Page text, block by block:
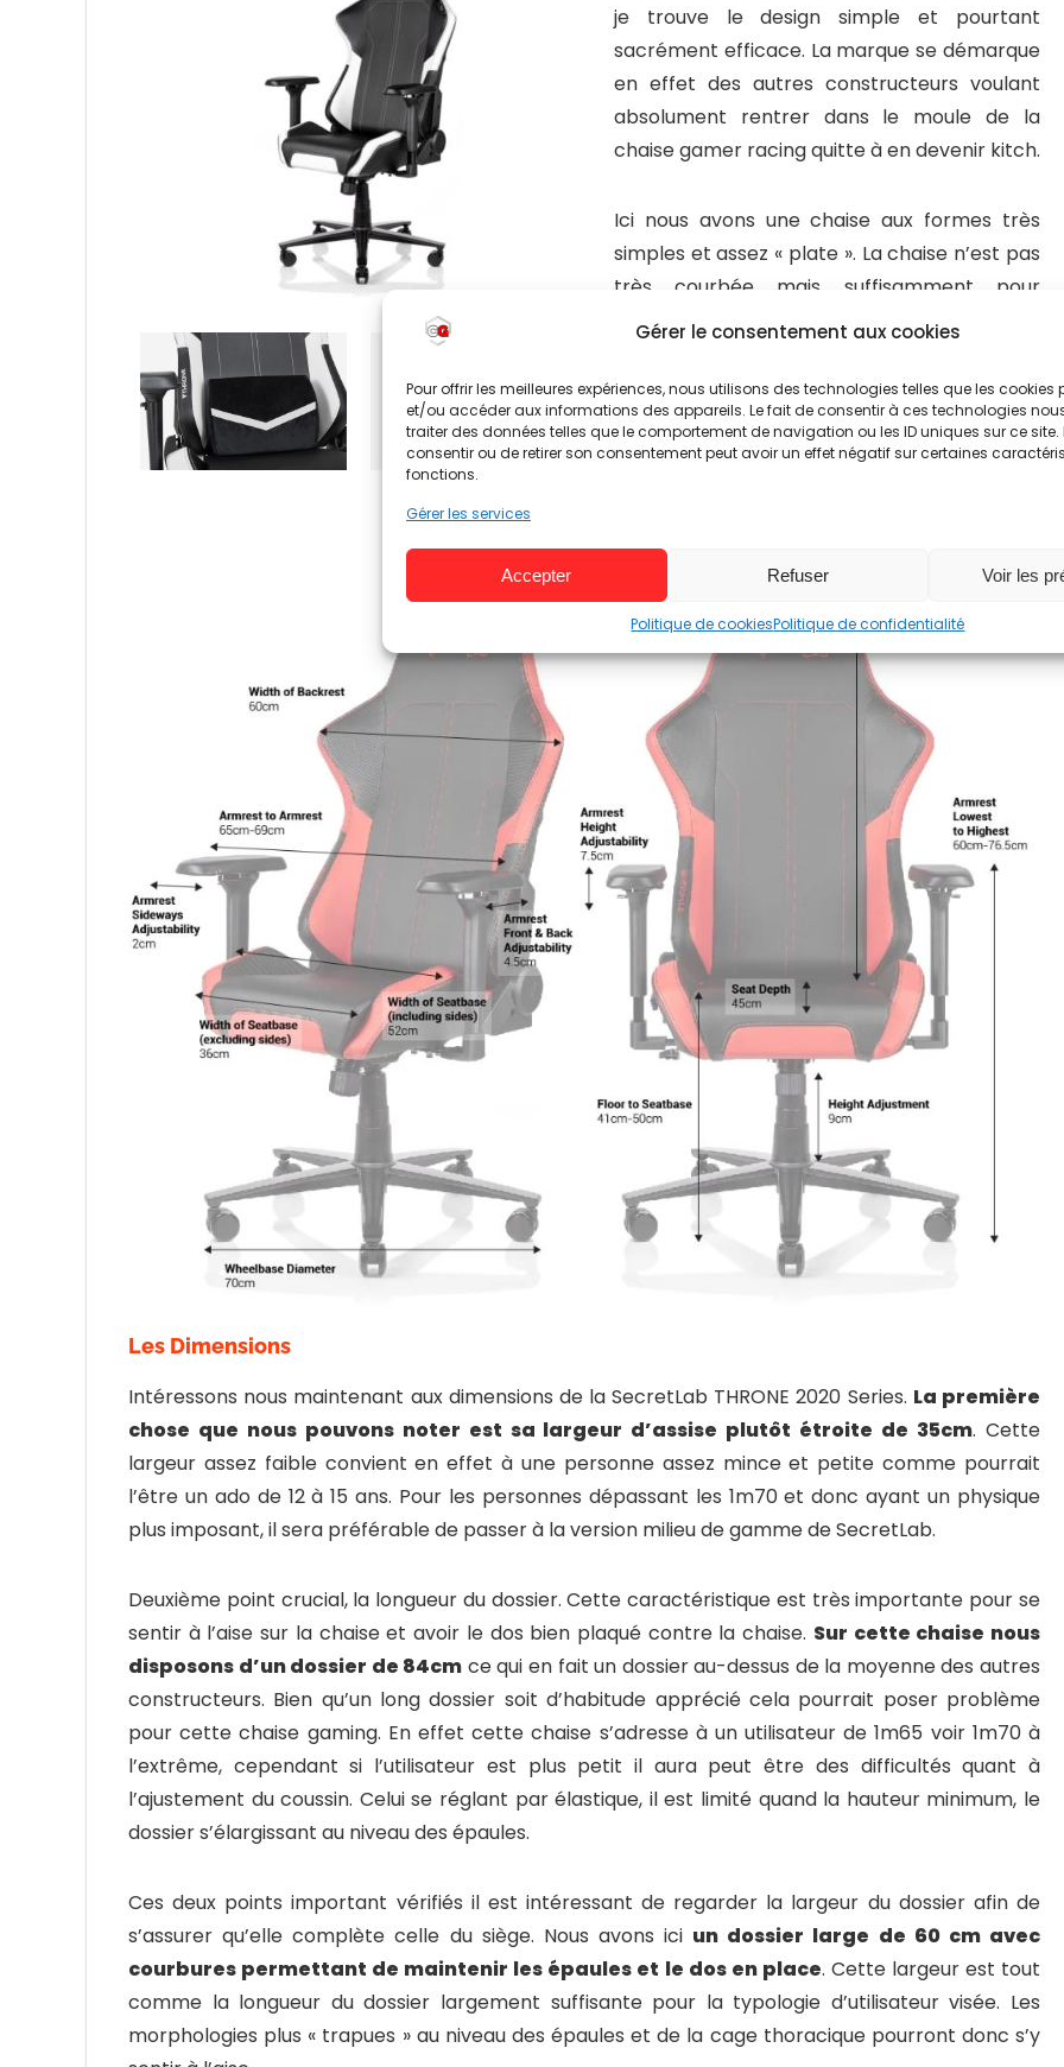
Gérer le consentement aux cookies
Pour offrir les meilleures expériences, nous utilisons des technologies telles que les cookies
et/ou accéder aux informations des appareils. Le fait de consentir à ces technologies
traiter des données telles que le comportement de navigation ou les ID uniques sur ce site.
consentir ou de retirer son consentement peut avoir un effet négatif sur certaines
fonctions.
Gérer les services
Accepter Refuser Voir les
Politique de cookiesPolitique de confidentialité
je trouve le design simple et pourtant
sacrément efficace. La marque se démarque
en effet des autres constructeurs voulant
absolument rentrer dans le moule de la
chaise gamer racing quitte à en devenir kitch.
Ici nous avons une chaise aux formes très
simples et assez « plate ». La chaise n’est pas
très courbée mais suffisamment pour
assurer un bon confort à son utilisateur
section du test SecretLab Throne !
Les Dimensions
Intéressons nous maintenant aux dimensions de la SecretLab THRONE 2020 Series. La première
chose que nous pouvons noter est sa largeur d’assise plutôt étroite de 35cm. Cette
largeur assez faible convient en effet à une personne assez mince et petite comme pourrait
l’être un ado de 12 à 15 ans. Pour les personnes dépassant les 1m70 et donc ayant un physique
plus imposant, il sera préférable de passer à la version milieu de gamme de SecretLab.
Deuxième point crucial, la longueur du dossier. Cette caractéristique est très importante pour se
sentir à l’aise sur la chaise et avoir le dos bien plaqué contre la chaise. Sur cette chaise nous
disposons d’un dossier de 84cm ce qui en fait un dossier au-dessus de la moyenne des autres
constructeurs. Bien qu’un long dossier soit d’habitude apprécié cela pourrait poser problème
pour cette chaise gaming. En effet cette chaise s’adresse à un utilisateur de 1m65 voir 1m70 à
l’extrême, cependant si l’utilisateur est plus petit il aura peut être des difficultés quant à
l’ajustement du coussin. Celui se réglant par élastique, il est limité quand la hauteur minimum, le
dossier s’élargissant au niveau des épaules.
Ces deux points important vérifiés il est intéressant de regarder la largeur du dossier afin de
s’assurer qu’elle complète celle du siège. Nous avons ici un dossier large de 60 cm avec
courbures permettant de maintenir les épaules et le dos en place. Cette largeur est tout
comme la longueur du dossier largement suffisante pour la typologie d’utilisateur visée. Les
morphologies plus « trapues » au niveau des épaules et de la cage thoracique pourront donc s’y